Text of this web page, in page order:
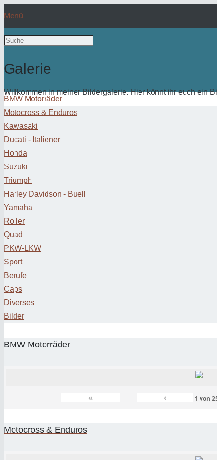
Menü
Galerie
Willkommen in meiner Bildergalerie. Hier könnt ihr euch ein
BMW Motorräder
Motocross & Enduros
Kawasaki
Ducati - Italiener
Honda
Suzuki
Triumph
Harley Davidson - Buell
Yamaha
Roller
Quad
PKW-LKW
Sport
Berufe
Caps
Diverses
Bilder
BMW Motorräder
« ‹ 1 von
Motocross & Enduros